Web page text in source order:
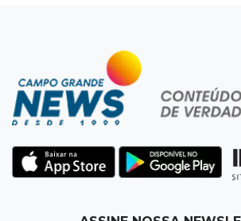
Em Alagoas
Atletas de MS intensificam
disputa do Brasileiro de Kung Fu
09:17 Jardim Manaíra
Idoso em bicicleta é atropelado